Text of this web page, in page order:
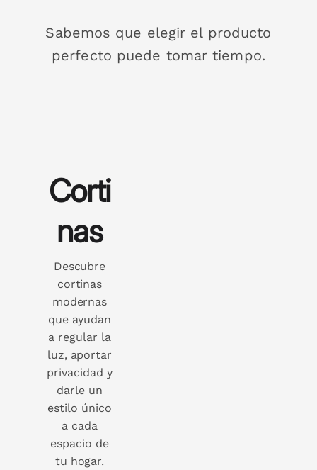
Sabemos que elegir el producto
perfecto puede tomar tiempo.
Corti
nas
Descubre
cortinas
modernas
que ayudan
a regular la
luz, aportar
privacidad y
darle un
estilo único
a cada
espacio de
tu hogar.